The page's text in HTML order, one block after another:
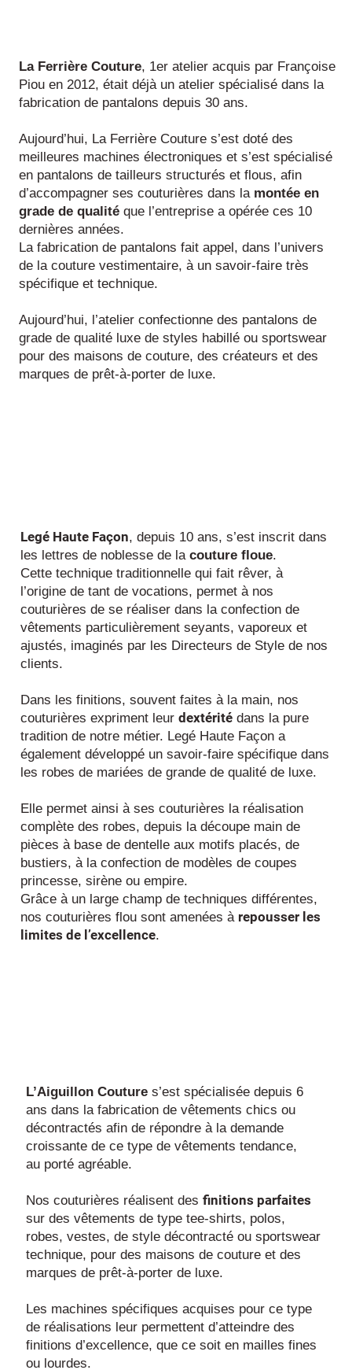
La Ferrière Couture, 1er atelier acquis par Françoise
Piou en 2012, était déjà un atelier spécialisé dans la
fabrication de pantalons depuis 30 ans.
Aujourd’hui, La Ferrière Couture s’est doté des
meilleures machines électroniques et s’est spécialisé
en pantalons de tailleurs structurés et flous, afin
d’accompagner ses couturières dans la montée en
grade de qualité que l’entreprise a opérée ces 10
dernières années.
La fabrication de pantalons fait appel, dans l’univers
de la couture vestimentaire, à un savoir-faire très
spécifique et technique.
Aujourd’hui, l’atelier confectionne des pantalons de
grade de qualité luxe de styles habillé ou sportswear
pour des maisons de couture, des créateurs et des
marques de prêt-à-porter de luxe.
Legé Haute Façon, depuis 10 ans, s’est inscrit dans
les lettres de noblesse de la couture floue.
Cette technique traditionnelle qui fait rêver, à
l’origine de tant de vocations, permet à nos
couturières de se réaliser dans la confection de
vêtements particulièrement seyants, vaporeux et
ajustés, imaginés par les Directeurs de Style de nos
clients.
Dans les finitions, souvent faites à la main, nos
couturières expriment leur dextéritédans la pure
tradition de notre métier. Legé Haute Façon a
également développé un savoir-faire spécifique dans
les robes de mariées de grande de qualité de luxe.
Elle permet ainsi à ses couturières la réalisation
complète des robes, depuis la découpe main de
pièces à base de dentelle aux motifs placés, de
bustiers, à la confection de modèles de coupes
princesse, sirène ou empire.
Grâce à un large champ de techniques différentes,
nos couturières flou sont amenées à repousser les
limites de l’excellence.
L’Aiguillon Coutures’est spécialisée depuis 6
ans dans la fabrication de vêtements chics ou
décontractés afin de répondre à la demande
croissante de ce type de vêtements tendance,
au porté agréable.
Nos couturières réalisent desfinitions parfaites
sur des vêtements de type tee-shirts, polos,
robes, vestes, de style décontracté ou sportswear
technique, pour des maisons de couture et des
marques de prêt-à-porter de luxe.
Les machines spécifiques acquises pour ce type
de réalisations leur permettent d’atteindre des
finitions d’excellence, que ce soit en mailles fines
ou lourdes.